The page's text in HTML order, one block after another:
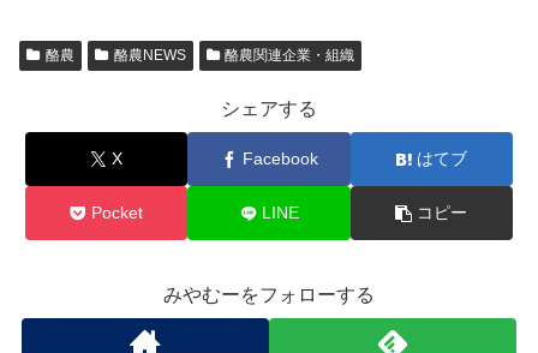
酪農 酪農NEWS 酪農関連企業・組織
シェアする
X Facebook はてブ
Pocket LINE コピー
みやむーをフォローする